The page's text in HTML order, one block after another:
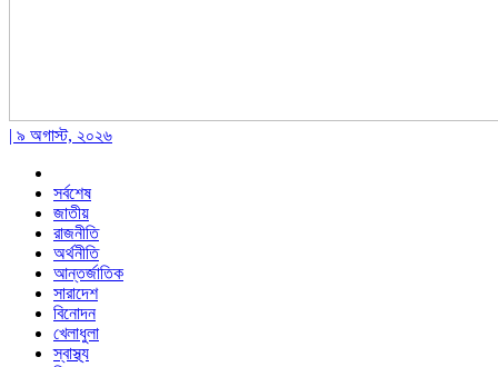
| ৯ অগাস্ট, ২০২৬
সর্বশেষ
জাতীয়
রাজনীতি
অর্থনীতি
আন্তর্জাতিক
সারাদেশ
বিনোদন
খেলাধুলা
স্বাস্থ্য